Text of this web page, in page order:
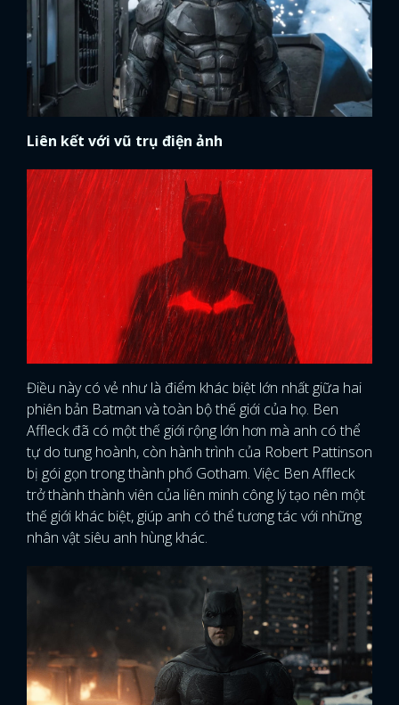
Liên kết với vũ trụ điện ảnh
Điều này có vẻ như là điểm khác biệt lớn nhất giữa hai
phiên bản Batman và toàn bộ thế giới của họ. Ben
Affleck đã có một thế giới rộng lớn hơn mà anh có thể
tự do tung hoành, còn hành trình của Robert Pattinson
bị gói gọn trong thành phố Gotham. Việc Ben Affleck
trở thành thành viên của liên minh công lý tạo nên một
thế giới khác biệt, giúp anh có thể tương tác với những
nhân vật siêu anh hùng khác.